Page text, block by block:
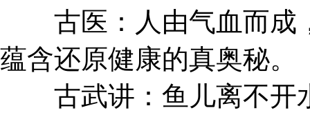
古医：人由气血而成
蕴含还原健康的真奥秘。
古武讲：鱼儿离不开